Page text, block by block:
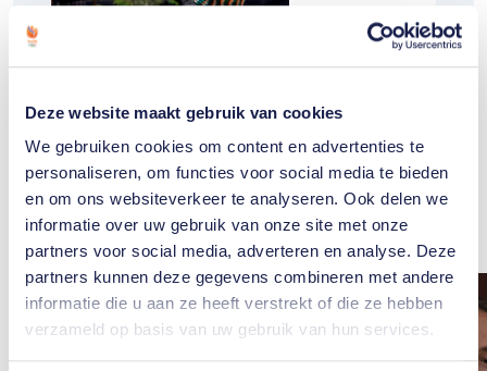
Deze website maakt gebruik van cookies
We gebruiken cookies om content en advertenties te
personaliseren, om functies voor social media te bieden
en om ons websiteverkeer te analyseren. Ook delen we
informatie over uw gebruik van onze site met onze
partners voor social media, adverteren en analyse. Deze
partners kunnen deze gegevens combineren met andere
informatie die u aan ze heeft verstrekt of die ze hebben
verzameld op basis van uw gebruik van hun services.
Gerelateerde
artikelen
Toon alle